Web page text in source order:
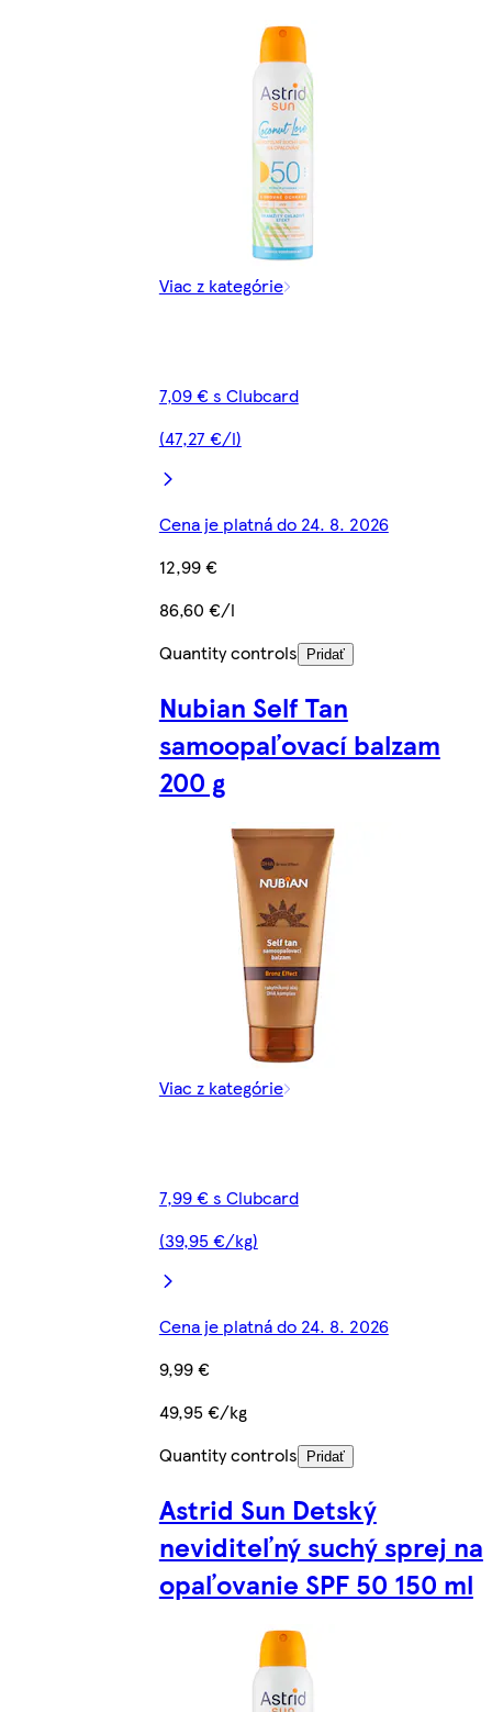
Viac z kategórie
7,09 € s Clubcard
(47,27 €/l)
Cena je platná do 24. 8. 2026
12,99 €
86,60 €/l
Quantity controls
Pridať
Nubian Self Tan
samoopaľovací balzam
200 g
Viac z kategórie
7,99 € s Clubcard
(39,95 €/kg)
Cena je platná do 24. 8. 2026
9,99 €
49,95 €/kg
Quantity controls
Pridať
Astrid Sun Detský
neviditeľný suchý sprej na
opaľovanie SPF 50 150 ml